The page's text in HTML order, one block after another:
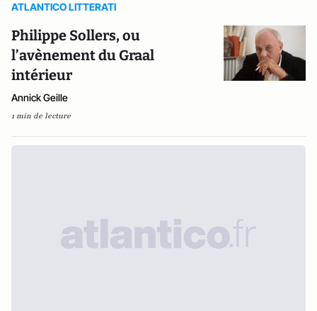
ATLANTICO LITTERATI
Philippe Sollers, ou
l’avènement du Graal
intérieur
Annick Geille
1 min de lecture